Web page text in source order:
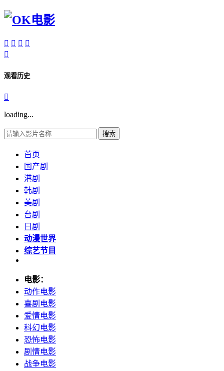
   

观看历史

loading...
搜索
首页
国产剧
港剧
韩剧
美剧
台剧
日剧
动漫世界
综艺节目
电影：
动作电影
喜剧电影
爱情电影
科幻电影
恐怖电影
剧情电影
战争电影